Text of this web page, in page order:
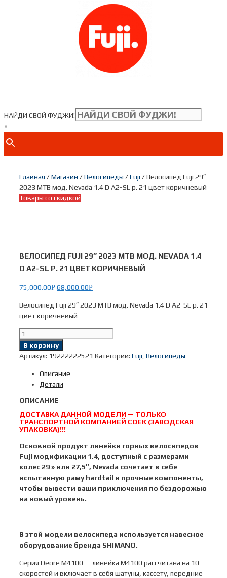
НАЙДИ СВОЙ ФУДЖИ!
×
Главная /Магазин /Велосипеды /Fuji / Велосипед Fuji 29″
2023 MTB мод. Nevada 1.4 D A2-SL р. 21 цвет коричневый
Товары со скидкой
ВЕЛОСИПЕД FUJI 29″ 2023 MTB МОД. NEVADA 1.4
D A2-SL Р. 21 ЦВЕТ КОРИЧНЕВЫЙ
75,000.00Р 68,000.00Р
Велосипед Fuji 29″ 2023 MTB мод. Nevada 1.4 D A2-SL р. 21
цвет коричневый
Количество
товара
Велосипед
2023
MTB
Nevada
1.4
A2-
SL
р.
21
цвет
коричневый
В корзину
Артикул: 19222222521 Категории: Fuji Велосипеды
Описание
Детали
ОПИСАНИЕ
ДОСТАВКА ДАННОЙ МОДЕЛИ — ТОЛЬКО
ТРАНСПОРТНОЙ КОМПАНИЕЙ CDEK (ЗАВОДСКАЯ
УПАКОВКА)!!!
Основной продукт линейки горных велосипедов
Fuji модификации 1.4, доступный с размерами
колес 29 » или 27,5″, Nevada сочетает в себе
испытанную раму hardtail и прочные компоненты,
чтобы вывести ваши приключения по бездорожью
на новый уровень.
В этой модели велосипеда используется навесное
оборудование бренда SHIMANO.
Серия Deore M4100 — линейка M4100 рассчитана на 10
скоростей и включает в себя шатуны, кассету, передние